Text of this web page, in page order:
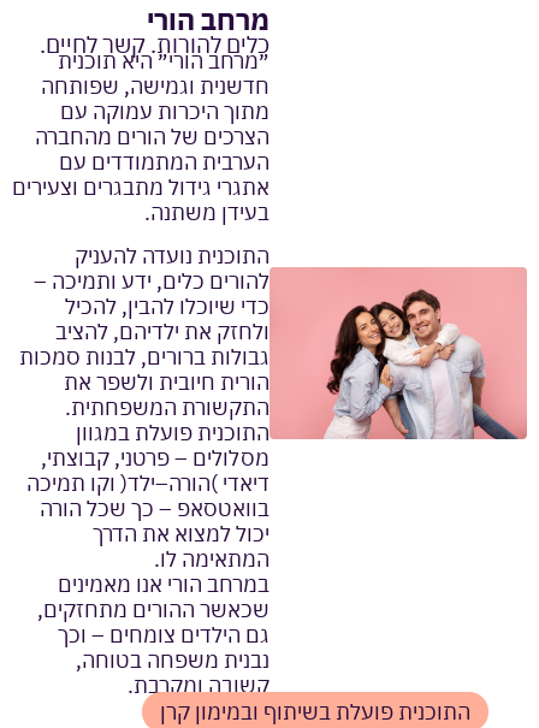
מרחב הורי
כלים להורות. קשר לחיים.
״מרחב הורי״ היא תוכנית
חדשנית וגמישה, שפותחה
מתוך היכרות עמוקה עם
הצרכים של הורים מהחברה
הערבית המתמודדים עם
אתגרי גידול מתבגרים וצעירים
בעידן משתנה.
התוכנית נועדה להעניק
להורים כלים, ידע ותמיכה –
כדי שיוכלו להבין, להכיל
ולחזק את ילדיהם, להציב
גבולות ברורים, לבנות סמכות
הורית חיובית ולשפר את
התקשורת המשפחתית.
התוכנית פועלת במגוון
מסלולים – פרטני, קבוצתי,
דיאדי )הורה–ילד( וקו תמיכה
בוואטסאפ – כך שכל הורה
יכול למצוא את הדרך
המתאימה לו.
במרחב הורי אנו מאמינים
שכאשר ההורים מתחזקים,
גם הילדים צומחים – וכך
נבנית משפחה בטוחה,
קשובה ומקרבת.
התוכנית פועלת בשיתוף ובמימון קרן